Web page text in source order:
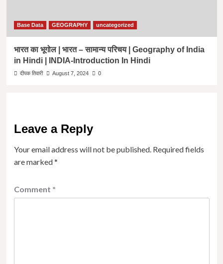
Base Data GEOGRAPHY uncategorized
भारत का भूगोल | भारत – सामान्य परिचय | Geography of India
in Hindi | INDIA-Introduction In Hindi
दीपक तिवारी August 7, 2024 0
Leave a Reply
Your email address will not be published. Required fields
are marked*
Comment *